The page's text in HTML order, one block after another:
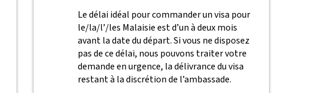
Le délai idéal pour commander un visa pour
le/la/l’/les Malaisie est d’un à deux mois
avant la date du départ. Si vous ne disposez
pas de ce délai, nous pouvons traiter votre
demande en urgence, la délivrance du visa
restant à la discrétion de l’ambassade.